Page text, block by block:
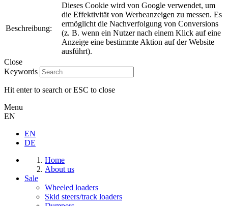
Beschreibung:
Dieses Cookie wird von Google verwendet, um
die Effektivität von Werbeanzeigen zu messen. Es
ermöglicht die Nachverfolgung von Conversions
(z. B. wenn ein Nutzer nach einem Klick auf eine
Anzeige eine bestimmte Aktion auf der Website
ausführt).
Close
Keywords
Hit enter to search or ESC to close
Menu
EN
EN
DE
Home
About us
Sale
Wheeled loaders
Skid steers/track loaders